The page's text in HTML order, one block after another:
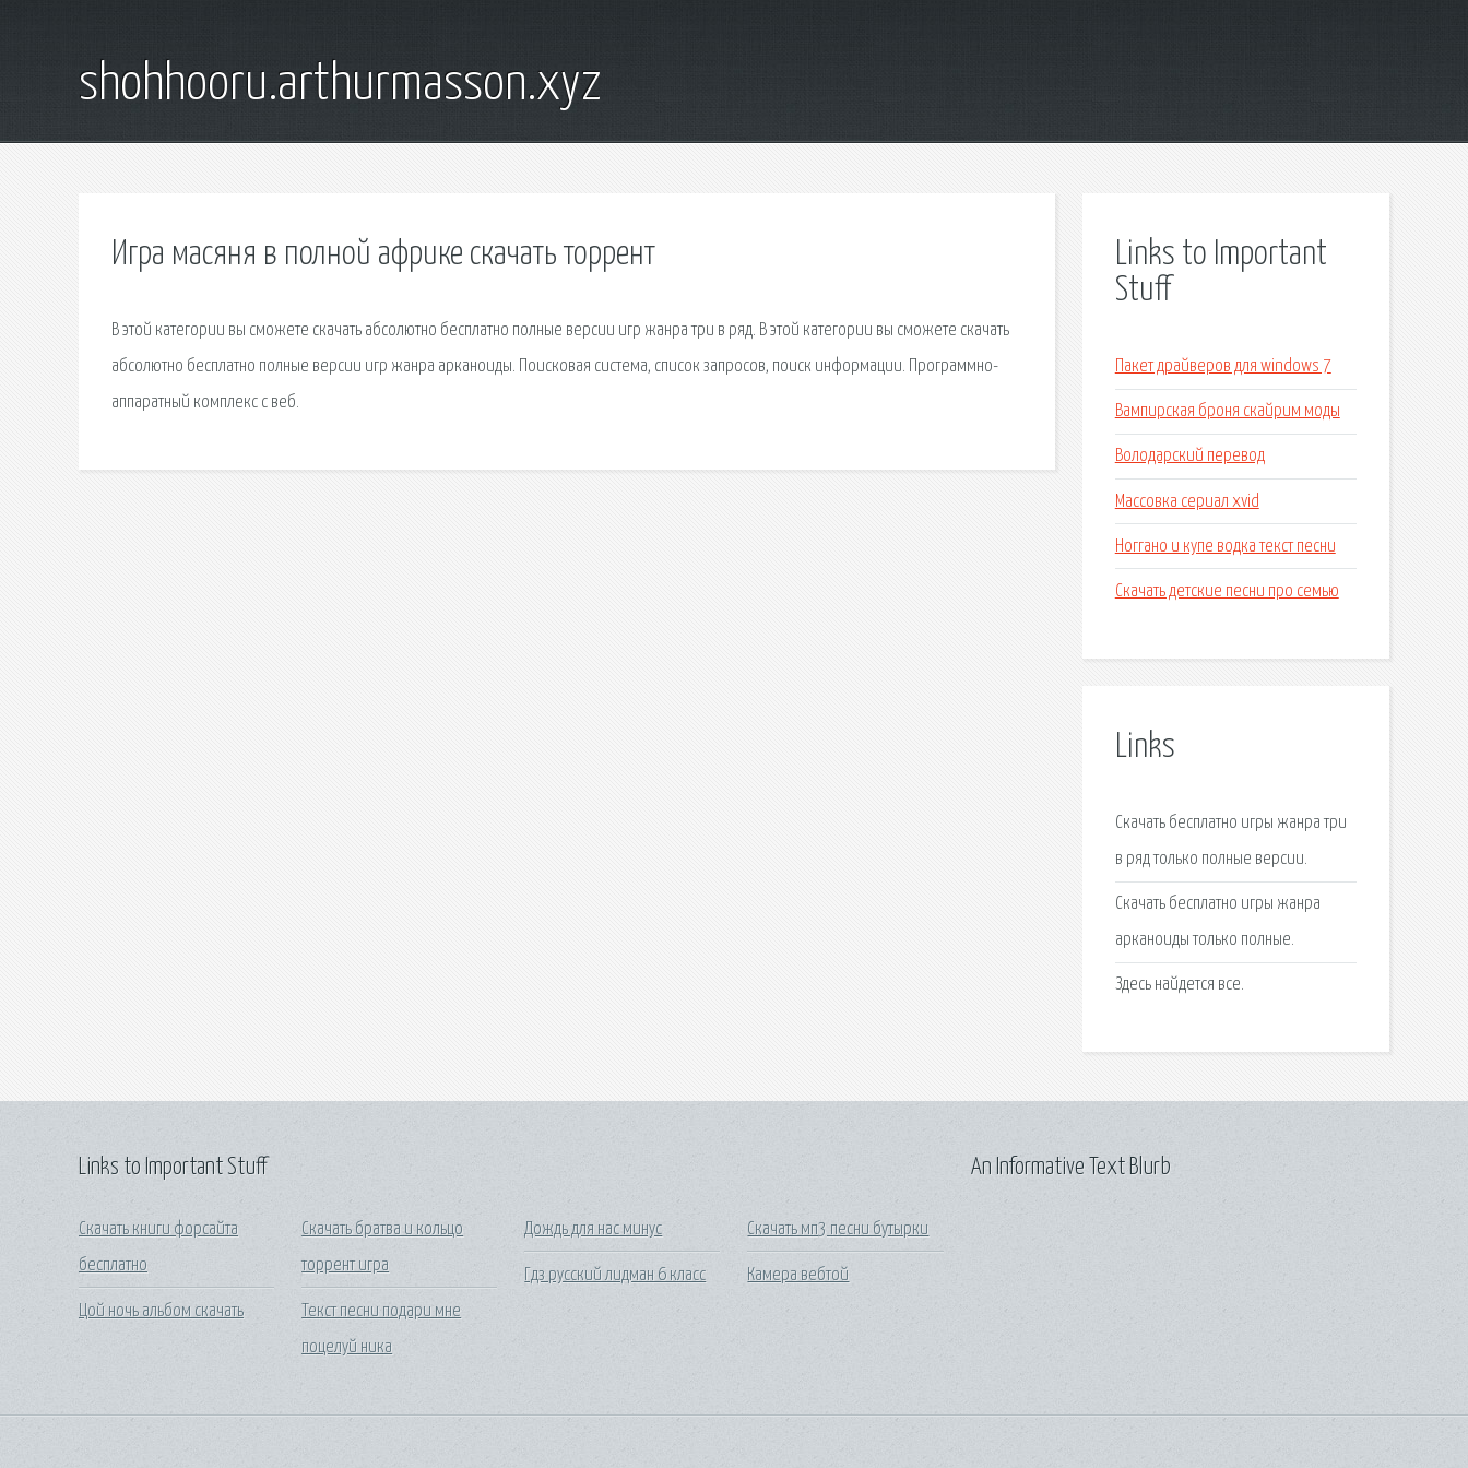
shohhooru.arthurmasson.xyz
Игра масяня в полной африке скачать торрент
В этой категории вы сможете скачать абсолютно бесплатно полные версии игр жанра три в ряд. В этой категории вы сможете скачать
абсолютно бесплатно полные версии игр жанра арканоиды. Поисковая сиcтема, список запросов, поиск информации. Программно-
аппаратный комплекс с веб.
Links to Important
Stuff
Пакет драйверов для windows 7
Вампирская броня скайрим моды
Володарский перевод
Массовка сериал xvid
Ноггано и купе водка текст песни
Скачать детские песни про семью
Links
Скачать бесплатно игры жанра три
в ряд только полные версии.
Скачать бесплатно игры жанра
арканоиды только полные.
Здесь найдется все.
Links to Important Stuff
Скачать книги форсайта
бесплатно
Цой ночь альбом скачать
Скачать братва и кольцо
торрент игра
Текст песни подари мне
поцелуй ника
Дождь для нас минус
Гдз русский лидман 6 класс
Скачать мп3 песни бутырки
Камера вебтой
An Informative Text Blurb